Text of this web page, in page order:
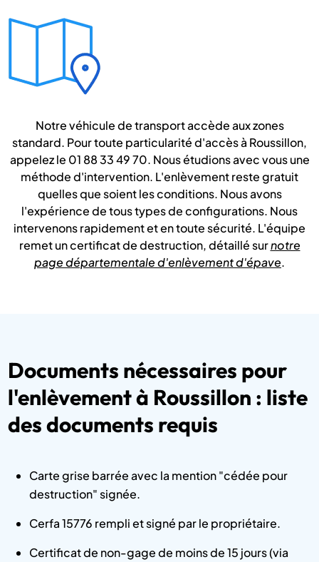
Notre véhicule de transport accède aux zones
standard. Pour toute particularité d'accès à Roussillon,
appelez le 01 88 33 49 70. Nous étudions avec vous une
méthode d'intervention. L'enlèvement reste gratuit
quelles que soient les conditions. Nous avons
l'expérience de tous types de configurations. Nous
intervenons rapidement et en toute sécurité. L'équipe
remet un certificat de destruction, détaillé surnotre
page départementale d'enlèvement d'épave.
Documents nécessaires pour
l'enlèvement à Roussillon : liste
des documents requis
Carte grise barrée avec la mention "cédée pour
destruction" signée.
Cerfa 15776 rempli et signé par le propriétaire.
Certificat de non-gage de moins de 15 jours (via